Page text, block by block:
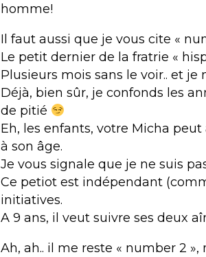
homme!
Il faut aussi que je vous cite «
Le petit dernier de la fratrie «
Plusieurs mois sans le voir.. et je
Déjà, bien sûr, je confonds les
de pitié
Eh, les enfants, votre Micha
à son âge.
Je vous signale que je ne suis
Ce petiot est indépendant
initiatives.
A 9 ans, il veut suivre ses deux
Ah, ah.. il me reste « number 2 »,